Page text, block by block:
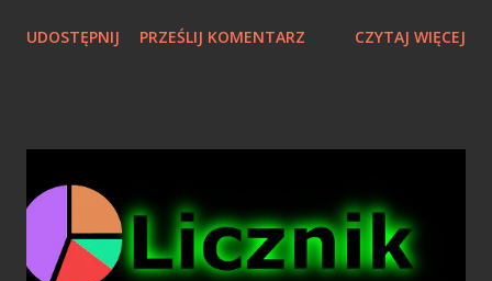
nagłym "łomotem" można nazwać prawdziwymi
grach to nic innego, jak chwilowe zaskoczenie gracza, do
którego ten szybko się przyzwyczaja. Po pewnym czasie
zaczyna się go nawet ignorować, a po dłuższej chwili staje
UDOSTĘPNIJ PRZEŚLIJ KOMENTARZ CZYTAJ WIĘCEJ